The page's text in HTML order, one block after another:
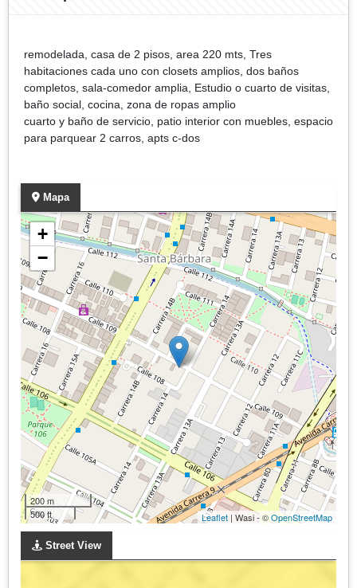
remodelada, casa de 2 pisos, area 220 mts, Tres
habitaciones cada uno con closets amplios, dos baños
completos, sala-comedor amplia, Estudio o cuarto de visitas,
baño social, cocina, zona de ropas amplio
cuarto y baño de servicio, patio interior con muebles, espacio
para parquear 2 carros, apts c-dos
Mapa
+
−
200 m
500 ft
Leaflet | Wasi - ©OpenStreetMap
Street View